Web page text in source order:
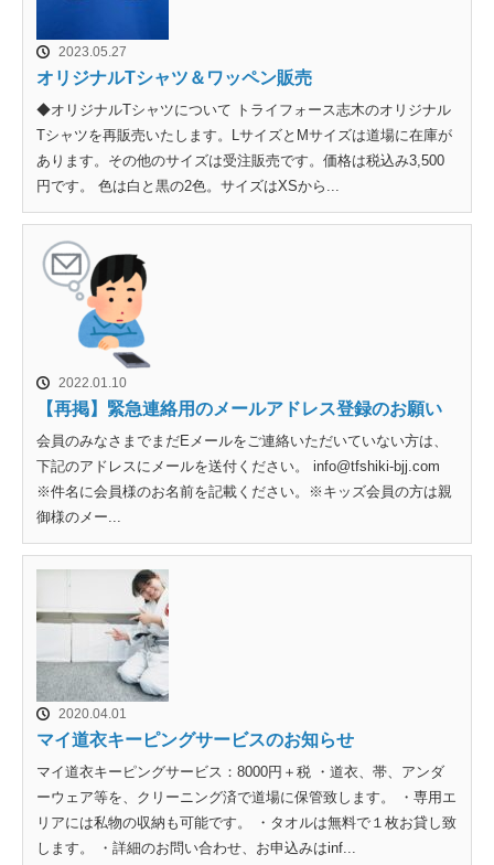
2023.05.27
オリジナルTシャツ＆ワッペン販売
◆オリジナルTシャツについて トライフォース志木のオリジナル
Tシャツを再販売いたします。LサイズとMサイズは道場に在庫が
あります。その他のサイズは受注販売です。価格は税込み3,500
円です。 色は白と黒の2色。サイズはXSから...
2022.01.10
【再掲】緊急連絡用のメールアドレス登録のお願い
会員のみなさまでまだEメールをご連絡いただいていない方は、
下記のアドレスにメールを送付ください。 info@tfshiki-bjj.com
※件名に会員様のお名前を記載ください。※キッズ会員の方は親
御様のメー...
2020.04.01
マイ道衣キーピングサービスのお知らせ
マイ道衣キーピングサービス：8000円＋税 ・道衣、帯、アンダ
ーウェア等を、クリーニング済で道場に保管致します。 ・専用エ
リアには私物の収納も可能です。 ・タオルは無料で１枚お貸し致
します。 ・詳細のお問い合わせ、お申込みはinf...